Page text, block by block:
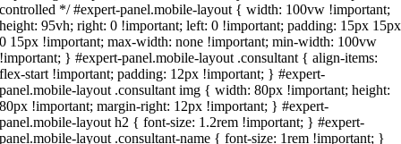
controlled */ #expert-panel.mobile-layout { width: 100vw !important;
height: 95vh; right: 0 !important; left: 0 !important; padding: 15px 15px
0 15px !important; max-width: none !important; min-width: 100vw
!important; } #expert-panel.mobile-layout .consultant { align-items:
flex-start !important; padding: 12px !important; } #expert-
panel.mobile-layout .consultant img { width: 80px !important; height:
80px !important; margin-right: 12px !important; } #expert-
panel.mobile-layout h2 { font-size: 1.2rem !important; } #expert-
panel.mobile-layout .consultant-name { font-size: 1rem !important; }